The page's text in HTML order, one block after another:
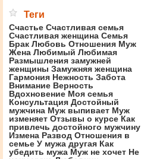
Теги
Счастье Счастливая семья
Счастливая женщина Семья
Брак Любовь Отношения Муж
Жена Любимый Любимая
Размышления замужней
женщины Замужняя женщина
Гармония Нежность Забота
Внимание Верность
Вдохновение Моя семья
Консультация Достойный
мужчина Муж выпивает Муж
изменяет Отзывы о курсе Как
привлечь достойного мужчину
Измена Развод Отношения в
семье У мужа другая Как
убедить мужа Муж не хочет Не